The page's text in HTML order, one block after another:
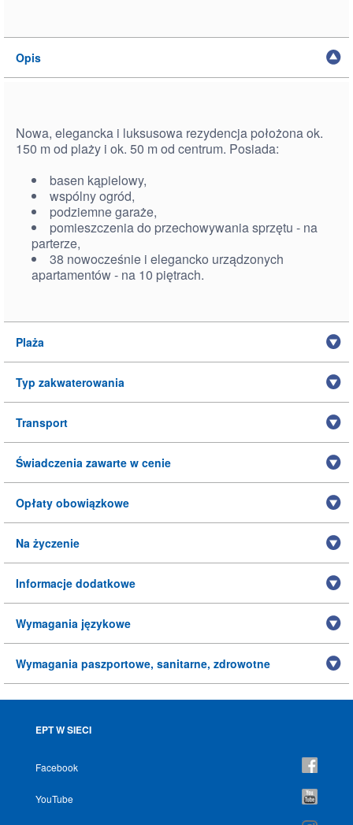
Opis
Nowa, elegancka i luksusowa rezydencja położona ok.
150 m od plaży i ok. 50 m od centrum. Posiada:
basen kąpielowy,
wspólny ogród,
podziemne garaże,
pomieszczenia do przechowywania sprzętu - na
parterze,
38 nowocześnie i elegancko urządzonych
apartamentów - na 10 piętrach.
Plaża
Typ zakwaterowania
Transport
Świadczenia zawarte w cenie
Opłaty obowiązkowe
Na życzenie
Informacje dodatkowe
Wymagania językowe
Wymagania paszportowe, sanitarne, zdrowotne
EPT W SIECI
Facebook
YouTube